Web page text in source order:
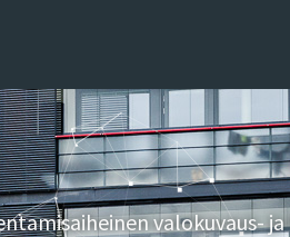
valokuvaus-